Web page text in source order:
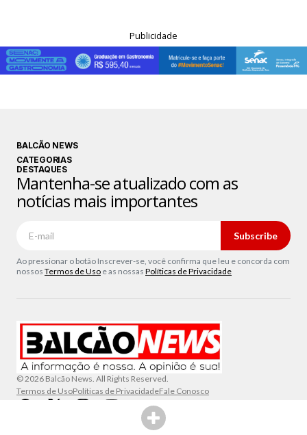
Publicidade
BALCÃO NEWS
CATEGORIAS
DESTAQUES
Mantenha-se atualizado com as
notícias mais importantes
Subscribe
Ao pressionar o botão Inscrever-se, você confirma que leu e concorda com
nossos Termos de Uso e as nossas Políticas de Privacidade
© 2026 Balcão News. All Rights Reserved.
Termos de UsoPolíticas de PrivacidadeFale Conosco
SHARE THIS